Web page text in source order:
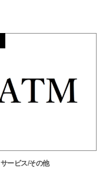
サービス/その他